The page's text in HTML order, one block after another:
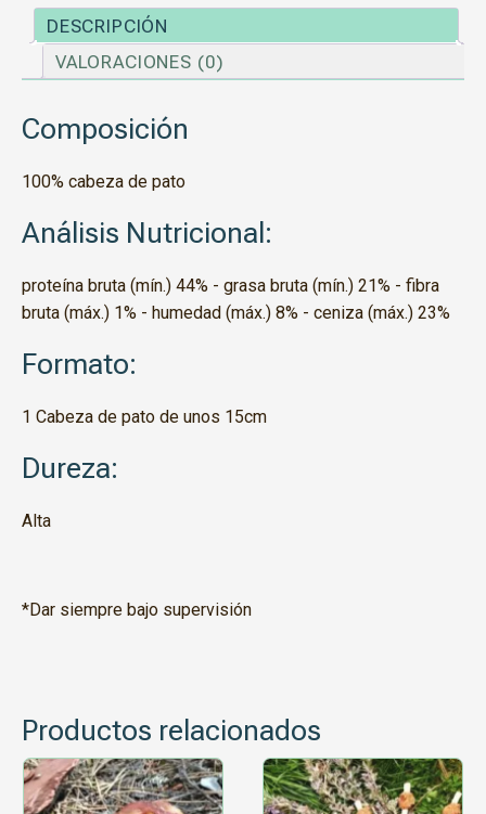
DESCRIPCIÓN
VALORACIONES (0)
Composición
100% cabeza de pato
Análisis Nutricional:
proteína bruta (mín.) 44% - grasa bruta (mín.) 21% - fibra
bruta (máx.) 1% - humedad (máx.) 8% - ceniza (máx.) 23%
Formato:
1 Cabeza de pato de unos 15cm
Dureza:
Alta
*Dar siempre bajo supervisión
Productos relacionados